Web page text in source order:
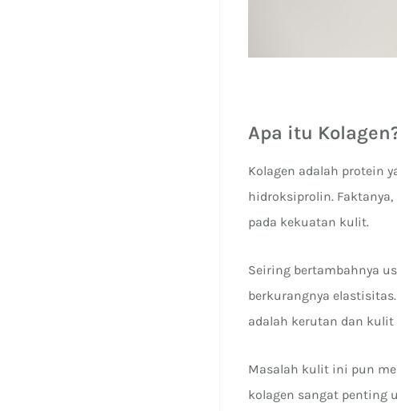
Apa itu
Kolagen adalah protein
hidroksiprolin.
pada kekuatan kulit.
Seiring bertambahnya
berkurangnya
adalah kerutan dan kulit
Masalah kulit ini pun
kolagen sangat penting